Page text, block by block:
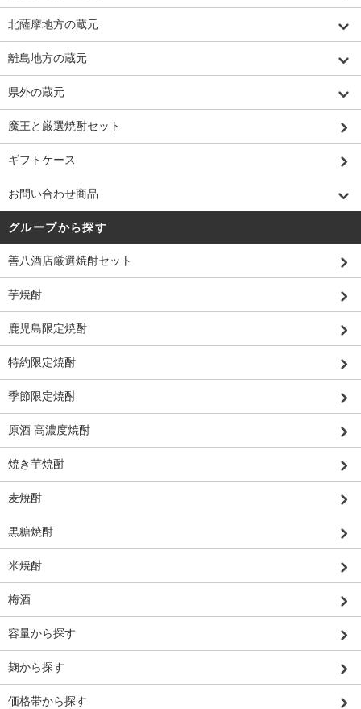
北薩摩地方の蔵元
離島地方の蔵元
県外の蔵元
魔王と厳選焼酎セット
ギフトケース
お問い合わせ商品
グループから探す
善八酒店厳選焼酎セット
芋焼酎
鹿児島限定焼酎
特約限定焼酎
季節限定焼酎
原酒 高濃度焼酎
焼き芋焼酎
麦焼酎
黒糖焼酎
米焼酎
梅酒
容量から探す
麹から探す
価格帯から探す